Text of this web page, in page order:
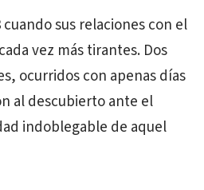
cuando sus relaciones con el
vez más tirantes. Dos
ocurridos con apenas días
al descubierto ante el
indoblegable de aquel